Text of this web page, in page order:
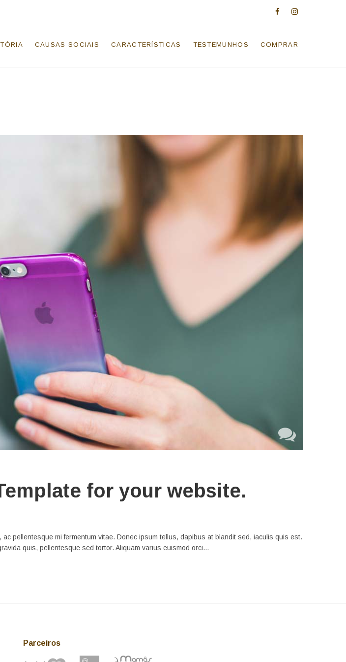
facebookinstagram
CAUSAS SOCIAIS CARACTERÍSTICAS TESTEMUNHOS COMPRAR
for your website.
pellentesque mi fermentum vitae. Donec ipsum tellus, dapibus at blandit sed, iaculis quis est.
quis, pellentesque sed tortor. Aliquam varius euismod orci…
Parceiros